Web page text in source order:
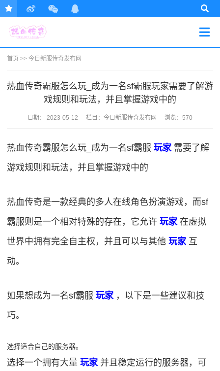
首页 >> 今日新服传奇发布网
热血传奇霸服怎么玩_成为一名sf霸服玩家需要了解游
戏规则和玩法，并且掌握游戏中的
日期： 2023-05-12 栏目： 今日新服传奇发布网 浏览：570
热血传奇霸服怎么玩_成为一名sf霸服 玩家 需要了解
游戏规则和玩法，并且掌握游戏中的
热血传奇是一款经典的多人在线角色扮演游戏，而sf
霸服则是一个相对特殊的存在，它允许 玩家 在虚拟
世界中拥有完全自主权，并且可以与其他 玩家 互
动。
如果想成为一名sf霸服 玩家 ，以下是一些建议和技
巧。
选择适合自己的服务器。
选择一个拥有大量 玩家 并且稳定运行的服务器，可